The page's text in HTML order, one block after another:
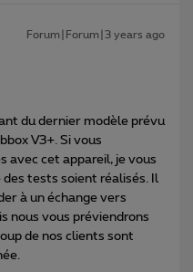
Forum|Forum|3 years ago
du dernier modèle prévu
V3+. Si vous
avec cet appareil, je vous
tests soient réalisés. Il
à un échange vers
nous vous préviendrons
de nos clients sont